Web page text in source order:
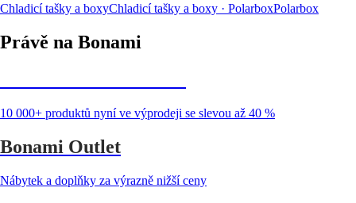
Chladicí tašky a boxyChladicí tašky a boxy · PolarboxPolarbox
Právě na Bonami
10 000+ produktů nyní ve výprodeji se slevou až 40 %
Bonami Outlet
Nábytek a doplňky za výrazně nižší ceny